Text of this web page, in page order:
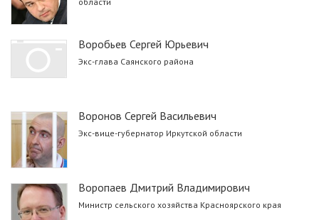
Воробьев Сергей Юрьевич
Экс-глава Саянского района
Воронов Сергей Васильевич
Экс-вице-губернатор Иркутской области
Воропаев Дмитрий Владимирович
Министр сельского хозяйства Красноярского края